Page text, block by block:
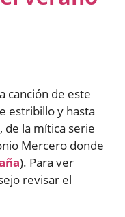
canción de este
estribillo y hasta
de la mítica serie
Mercero donde
). Para ver
revisar el